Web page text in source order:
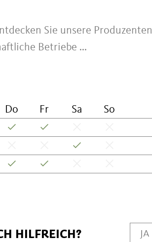
Sie unsere Produzenten
Betriebe ...
Do Fr Sa
So
HILFREICH? JA